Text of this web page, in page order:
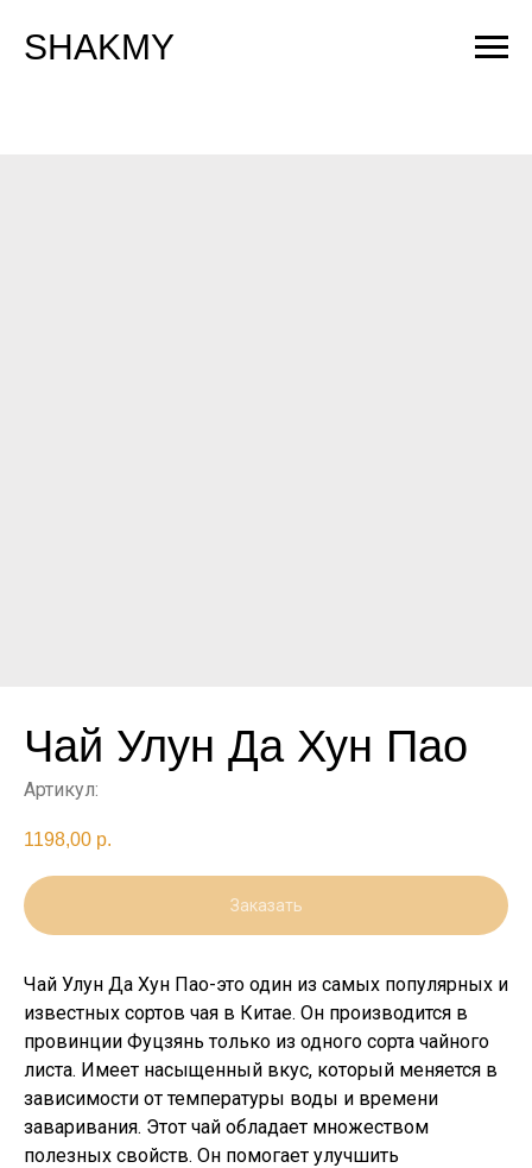
SHAKMY
Чай Улун Да Хун Пао
Артикул:
1198,00 р.
Заказать
Чай Улун Да Хун Пао-это один из самых популярных и
известных сортов чая в Китае. Он производится в
провинции Фуцзянь только из одного сорта чайного
листа. Имеет насыщенный вкус, который меняется в
зависимости от температуры воды и времени
заваривания. Этот чай обладает множеством
полезных свойств. Он помогает улучшить